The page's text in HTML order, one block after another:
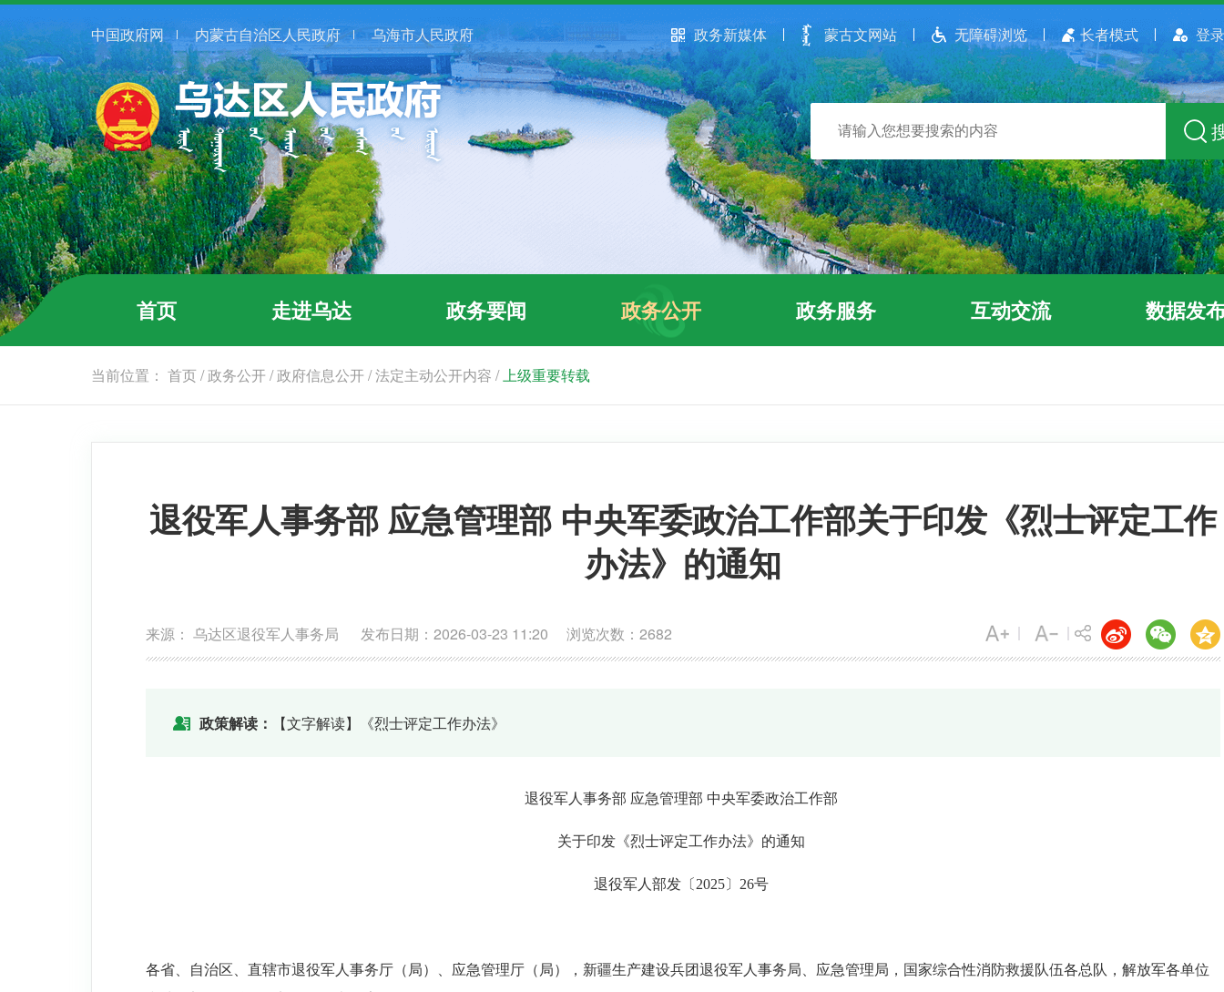
中国政府网 内蒙古自治区人民政府 乌海市人民政府 政务新媒体 蒙古文网站 无障碍浏览 长者模式 登
首页 走进乌达 政务要闻 政务公开 政务服务 互动交流 数据发
当前位置： 首页/政务公开 /政府信息公开 /法定主动公开内容 /上级重要转载
退役军人事务部 应急管理部 中央军委政治工作部关于印发《烈士评定工作
办法》的通知
来源： 乌达区退役军人事务局 发布日期：2026-03-23 11:20 浏览次数： 2682
政策解读： 【文字解读】《烈士评定工作办法》
退役军人事务部 应急管理部 中央军委政治工作部
关于印发《烈士评定工作办法》的通知
退役军人部发〔2025〕26号
各省、自治区、直辖市退役军人事务厅（局）、应急管理厅（局），新疆生产建设兵团退役军人事务局、应急管理局，国家综合性消防救援队伍各总队，解放军各单位